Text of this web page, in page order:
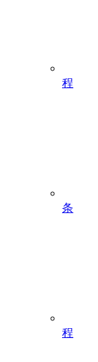
程
条
程